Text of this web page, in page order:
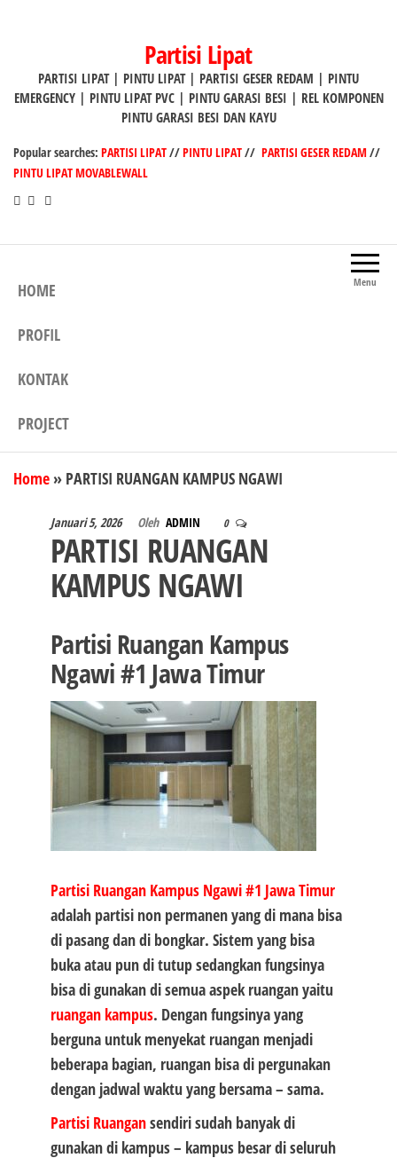
Partisi Lipat
PARTISI LIPAT | PINTU LIPAT | PARTISI GESER REDAM | PINTU
EMERGENCY | PINTU LIPAT PVC | PINTU GARASI BESI | REL KOMPONEN
PINTU GARASI BESI DAN KAYU
Popular searches: PARTISI LIPAT//PINTU LIPAT// PARTISI GESER REDAM//
PINTU LIPAT MOVABLEWALL
Menu
HOME
PROFIL
KONTAK
PROJECT
Home » PARTISI RUANGAN KAMPUS NGAWI
Januari 5, 2026 Oleh ADMIN 0
PARTISI RUANGAN
KAMPUS NGAWI
Partisi Ruangan Kampus
Ngawi #1 Jawa Timur
Partisi Ruangan Kampus Ngawi #1 Jawa Timur
adalah partisi non permanen yang di mana bisa
di pasang dan di bongkar. Sistem yang bisa
buka atau pun di tutup sedangkan fungsinya
bisa di gunakan di semua aspek ruangan yaitu
ruangan kampus. Dengan fungsinya yang
berguna untuk menyekat ruangan menjadi
beberapa bagian, ruangan bisa di pergunakan
dengan jadwal waktu yang bersama – sama.
Partisi Ruangansendiri sudah banyak di
gunakan di kampus – kampus besar di seluruh